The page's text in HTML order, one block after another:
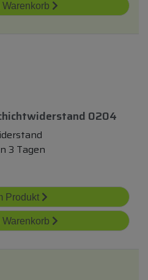
Warenkorb
0204
3 Tagen
Produkt
Warenkorb